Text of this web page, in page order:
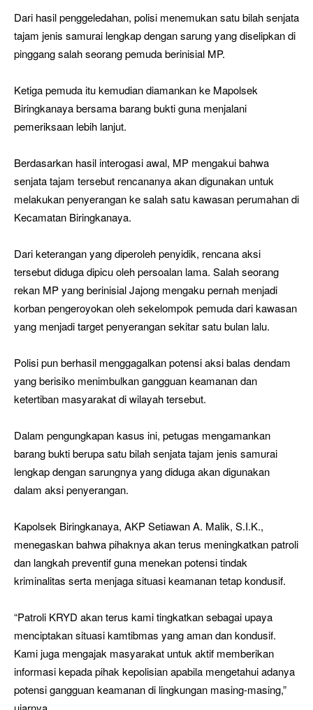
Dari hasil penggeledahan, polisi menemukan satu bilah senjata
tajam jenis samurai lengkap dengan sarung yang diselipkan di
pinggang salah seorang pemuda berinisial MP.
Ketiga pemuda itu kemudian diamankan ke Mapolsek
Biringkanaya bersama barang bukti guna menjalani
pemeriksaan lebih lanjut.
Berdasarkan hasil interogasi awal, MP mengakui bahwa
senjata tajam tersebut rencananya akan digunakan untuk
melakukan penyerangan ke salah satu kawasan perumahan di
Kecamatan Biringkanaya.
Dari keterangan yang diperoleh penyidik, rencana aksi
tersebut diduga dipicu oleh persoalan lama. Salah seorang
rekan MP yang berinisial Jajong mengaku pernah menjadi
korban pengeroyokan oleh sekelompok pemuda dari kawasan
yang menjadi target penyerangan sekitar satu bulan lalu.
Polisi pun berhasil menggagalkan potensi aksi balas dendam
yang berisiko menimbulkan gangguan keamanan dan
ketertiban masyarakat di wilayah tersebut.
Dalam pengungkapan kasus ini, petugas mengamankan
barang bukti berupa satu bilah senjata tajam jenis samurai
lengkap dengan sarungnya yang diduga akan digunakan
dalam aksi penyerangan.
Kapolsek Biringkanaya, AKP Setiawan A. Malik, S.I.K.,
menegaskan bahwa pihaknya akan terus meningkatkan patroli
dan langkah preventif guna menekan potensi tindak
kriminalitas serta menjaga situasi keamanan tetap kondusif.
“Patroli KRYD akan terus kami tingkatkan sebagai upaya
menciptakan situasi kamtibmas yang aman dan kondusif.
Kami juga mengajak masyarakat untuk aktif memberikan
informasi kepada pihak kepolisian apabila mengetahui adanya
potensi gangguan keamanan di lingkungan masing-masing,”